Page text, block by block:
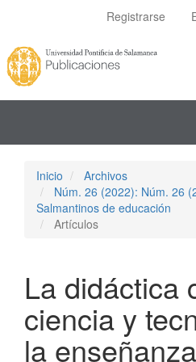
principal
Barra
lateral
Registrarse
Inicio
Archivos
Núm. 26 (2022): Núm. 26
Salmantinos de educación
Artículos
La didáctica
ciencia y
la enseñanza